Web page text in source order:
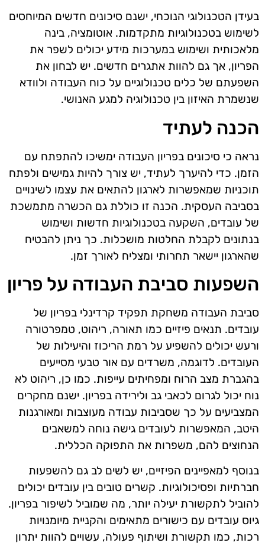
בעידן הטכנולוגי הנוכחי, ישנם סיכונים חדשים המיוחסים
לשימוש בטכנולוגיות מתקדמות. אוטומציה, בינה
מלאכותית ושימוש במערכות מידע יכולים לשפר את
הפריון, אך גם להוות אתגרים חדשים. יש לבחון את
השפעתם של כלים טכנולוגיים על כוח העבודה ולוודא
שנשמרת האיזון בין טכנולוגיה למגע האנושי.
הכנה לעתיד
נראה כי סיכונים בפריון העבודה ימשיכו להתפתח עם
הזמן. כדי להיערך לעתיד, יש צורך להיות גמישים ולפתח
תוכניות שמאפשרות לארגון להתאים את עצמו לשינויים
בסביבה העסקית. הכנה זו כוללת גם הכשרה מתמשכת
של עובדים, השקעה בטכנולוגיות חדשות ושימוש
בנתונים לקבלת החלטות מושכלות. כך ניתן להבטיח
שהארגון יישאר תחרותי ומצליח לאורך זמן.
השפעות סביבת העבודה על פריון
סביבת העבודה משחקת תפקיד קרדינלי בפריון של
עובדים. תנאים פיזיים כמו תאורה, ריהוט, טמפרטורה
ורעש יכולים להשפיע על רמת הריכוז והיעילות של
העובדים. לדוגמה, משרדים עם אור טבעי מסייעים
בהגברת מצב הרוח ומפחיתים עייפות. כמו כן, ריהוט לא
נוח יכול לגרום לכאבי גב ולירידה בפריון. ישנם מחקרים
המצביעים על כך שסביבות עבודה מעוצבות ומאורגנות
היטב, המאפשרות לעובדים גישה נוחה למשאבים
הנחוצים להם, משפרות את התפוקה הכללית.
בנוסף למאפיינים הפיזיים, יש לשים לב גם להשפעות
חברתיות ופסיכולוגיות. קשרים טובים בין עובדים יכולים
להוביל לתקשורת יעילה יותר, מה שמוביל לשיפור בפריון.
גיוס עובדים עם כישורים מתאימים והקניית מיומנויות
רכות, כמו תקשורת ושיתוף פעולה, עשויים להוות יתרון